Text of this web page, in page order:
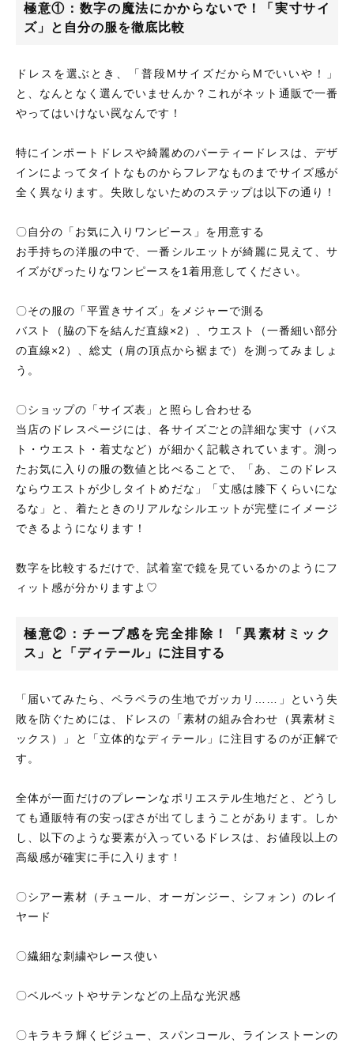
極意①：数字の魔法にかからないで！「実寸サイ
ズ」と自分の服を徹底比較
ドレスを選ぶとき、「普段MサイズだからMでいいや！」
と、なんとなく選んでいませんか？これがネット通販で一番
やってはいけない罠なんです！
特にインポートドレスや綺麗めのパーティードレスは、デザ
インによってタイトなものからフレアなものまでサイズ感が
全く異なります。失敗しないためのステップは以下の通り！
〇自分の「お気に入りワンピース」を用意する
お手持ちの洋服の中で、一番シルエットが綺麗に見えて、サ
イズがぴったりなワンピースを1着用意してください。
〇その服の「平置きサイズ」をメジャーで測る
バスト（脇の下を結んだ直線×2）、ウエスト（一番細い部分
の直線×2）、総丈（肩の頂点から裾まで）を測ってみましょ
う。
〇ショップの「サイズ表」と照らし合わせる
当店のドレスページには、各サイズごとの詳細な実寸（バス
ト・ウエスト・着丈など）が細かく記載されています。測っ
たお気に入りの服の数値と比べることで、「あ、このドレス
ならウエストが少しタイトめだな」「丈感は膝下くらいにな
るな」と、着たときのリアルなシルエットが完璧にイメージ
できるようになります！
数字を比較するだけで、試着室で鏡を見ているかのようにフ
ィット感が分かりますよ♡
極意②：チープ感を完全排除！「異素材ミック
ス」と「ディテール」に注目する
「届いてみたら、ペラペラの生地でガッカリ……」という失
敗を防ぐためには、ドレスの「素材の組み合わせ（異素材ミ
ックス）」と「立体的なディテール」に注目するのが正解で
す。
全体が一面だけのプレーンなポリエステル生地だと、どうし
ても通販特有の安っぽさが出てしまうことがあります。しか
し、以下のような要素が入っているドレスは、お値段以上の
高級感が確実に手に入ります！
〇シアー素材（チュール、オーガンジー、シフォン）のレイ
ヤード
〇繊細な刺繍やレース使い
〇ベルベットやサテンなどの上品な光沢感
〇キラキラ輝くビジュー、スパンコール、ラインストーンの